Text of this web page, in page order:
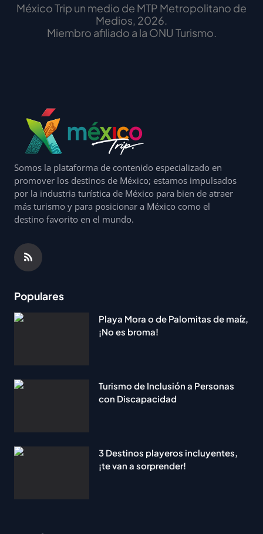
México Trip un medio de MTP Metropolitano de
Medios, 2026.
Miembro afiliado a la ONU Turismo.
Somos la plataforma de contenido especializado en
promover los destinos de México; estamos impulsados
por la industria turística de México para bien de atraer
más turismo y para posicionar a México como el
destino favorito en el mundo.
Populares
Playa Mora o de Palomitas de maíz,
¡No es broma!
Turismo de Inclusión a Personas
con Discapacidad
3 Destinos playeros incluyentes,
¡te van a sorprender!